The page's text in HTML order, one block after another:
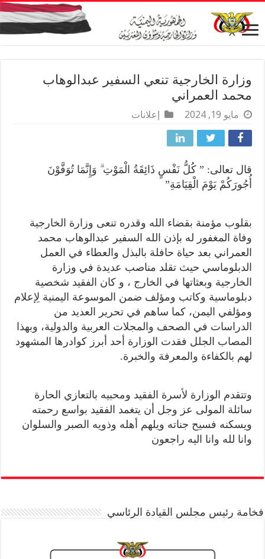
وزارة الخارجية تنعي السفير عبدالوهاب
محمد العمراني
مايو 19, 2024 إعلانات
قال تعالى: ” كُلُّ نَفْسٍ ذَائِقَةُ الْمَوْتِ ۗ وَإِنَّمَا تُوَفَّوْنَ
أُجُورَكُمْ يَوْمَ الْقِيَامَةِ”
بقلوب مؤمنة بقضاء الله وقدره تنعى وزارة الخارجية
وفاة المغفور له بإذن الله السفير عبدالوهاب محمد
العمراني بعد حياة حافلة بالبذل والعطاء في العمل
الدبلوماسي حيث تقلد مناصب عديدة في وزارة
الخارجية وبعثاتها في الخارج ، و كان الفقيد شخصية
دبلوماسية وكاتب ومؤلف ضمن الموسوعة اليمنية لِإعلام
ومؤلفي اليمن، كما ساهم في تحرير العديد من
الدراسات في الصحف والمجلات العربية والدولية، وبهذا
المصاب الجلل فقدت الوزارة أحد أبرز كوادرها المشهود
لهم بالكفاءة والمعرفة والخبرة.
وتتقدم الوزارة لأسرة الفقيد ومحبيه بالتعازي الحارة
سائلة المولى عز وجل أن يتغمد الفقيد بواسع رحمته
ويسكنه فسيح جناته ويلهم أهله وذويه الصبر والسلوان
وانا لله وانا اليه راجعون
فخامة رئيس مجلس القيادة الرئاسي